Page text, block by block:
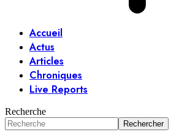
Accueil
Actus
Articles
Chroniques
Live Reports
Recherche